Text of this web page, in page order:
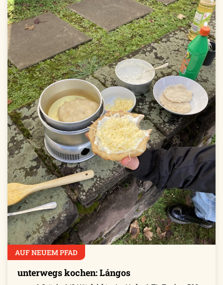
AUF NEUEM PFAD
unterwegs kochen: Lángos